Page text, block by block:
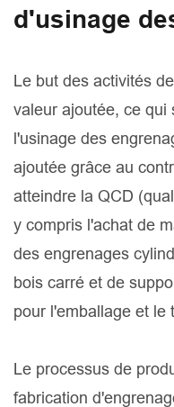
d'usinage
Le but des activités
valeur ajoutée, ce qui
l'usinage des
ajoutée grâce au
atteindre la QCD
y compris l'achat de
des engrenages
bois carré et de
pour l'emballage et le
Le processus de
fabrication